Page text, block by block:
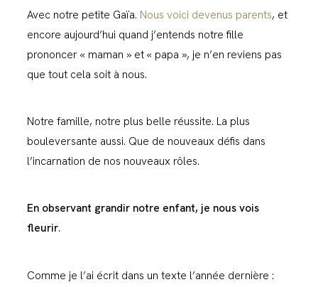
Avec notre petite Gaïa. Nous voici devenus parents, et
encore aujourd’hui quand j’entends notre fille
prononcer « maman » et « papa », je n’en reviens pas
que tout cela soit à nous.
Notre famille, notre plus belle réussite. La plus
bouleversante aussi. Que de nouveaux défis dans
l’incarnation de nos nouveaux rôles.
En observant grandir notre enfant, je nous vois
fleurir.
Comme je l’ai écrit dans un texte l’année dernière :